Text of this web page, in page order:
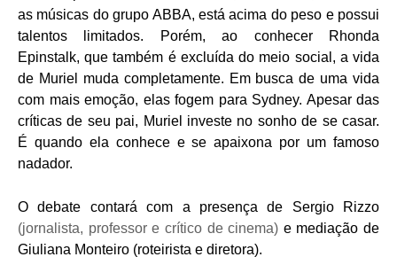
as músicas do grupo ABBA, está acima do peso e possui
talentos limitados. Porém, ao conhecer Rhonda
Epinstalk, que também é excluída do meio social, a vida
de Muriel muda completamente. Em busca de uma vida
com mais emoção, elas fogem para Sydney. Apesar das
críticas de seu pai, Muriel investe no sonho de se casar.
É quando ela conhece e se apaixona por um famoso
nadador.
O debate contará com a presença de Sergio Rizzo
(jornalista, professor e crítico de cinema) e mediação de
Giuliana Monteiro (roteirista e diretora).